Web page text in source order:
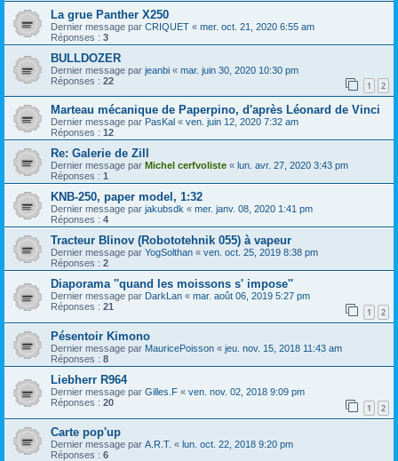
La grue Panther X250
Dernier message par CRIQUET « mer. oct. 21, 2020 6:55 am
Réponses : 3
BULLDOZER
Dernier message par jeanbi « mar. juin 30, 2020 10:30 pm
Réponses : 22 1 2
Marteau mécanique de Paperpino, d'après Léonard de Vinci
Dernier message par PasKal « ven. juin 12, 2020 7:32 am
Réponses : 12
Re: Galerie de Zill
Dernier message par Michel cerfvoliste « lun. avr. 27, 2020 3:43 pm
Réponses : 1
KNB-250, paper model, 1:32
Dernier message par jakubsdk « mer. janv. 08, 2020 1:41 pm
Réponses : 4
Tracteur Blinov (Robototehnik 055) à vapeur
Dernier message par YogSolthan « ven. oct. 25, 2019 8:38 pm
Réponses : 2
Diaporama ''quand les moissons s' impose''
Dernier message par DarkLan « mar. août 06, 2019 5:27 pm
Réponses : 21 1 2
Pésentoir Kimono
Dernier message par MauricePoisson « jeu. nov. 15, 2018 11:43 am
Réponses : 8
Liebherr R964
Dernier message par Gilles.F « ven. nov. 02, 2018 9:09 pm
Réponses : 20 1 2
Carte pop'up
Dernier message par A.R.T. « lun. oct. 22, 2018 9:20 pm
Réponses : 6